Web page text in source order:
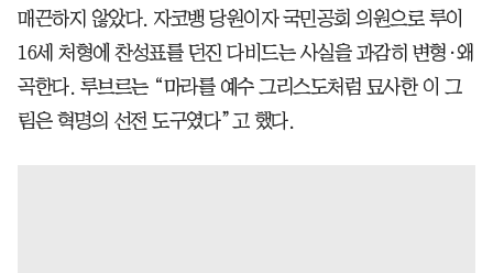
매끈하지 않았다. 자코뱅 당원이자 국민공회 의원으로 루이
16세 처형에 찬성표를 던진 다비드는 사실을 과감히 변형·왜
곡한다. 루브르는 “마라를 예수 그리스도처럼 묘사한 이 그
림은 혁명의 선전 도구였다”고 했다.